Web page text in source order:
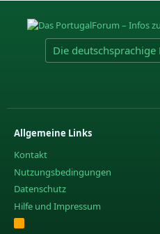
Die
Allgemeine Links
Kontakt
Nutzungsbedingungen
Datenschutz
Hilfe und Impressum
R